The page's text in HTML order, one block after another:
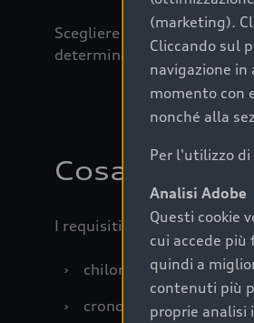
Scegliere un’auto usata è
determinanti come la
Cosa
I requisiti fondamentali da
›
chilometraggio: un
›
cronologia dei
(marketing).
Cliccando sul
navigazione in
momento con
nonché alla
Per l'utilizzo
Analisi Adobe
Questi cookie
cui accede
quindi a
contenuti più
proprie analisi